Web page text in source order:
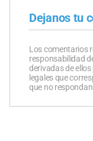
Dejanos tu
Los comentarios
responsabilidad
derivadas de
legales que
que no